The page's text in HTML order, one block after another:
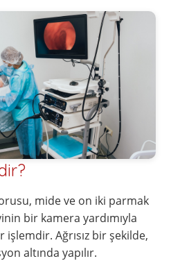
mide ve on iki parmak
bir kamera yardımıyla
işlemdir. Ağrısız bir şekilde,
altında yapılır.